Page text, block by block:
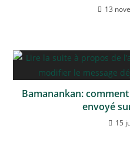
13
Bamanankan:
envoyé
15